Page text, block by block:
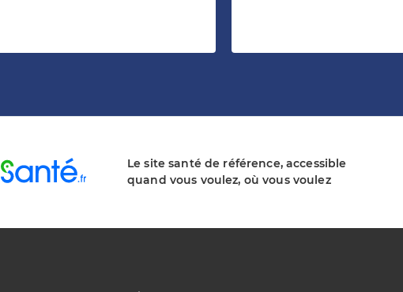
Le site santé de référence, accessible
quand vous voulez, où vous voulez